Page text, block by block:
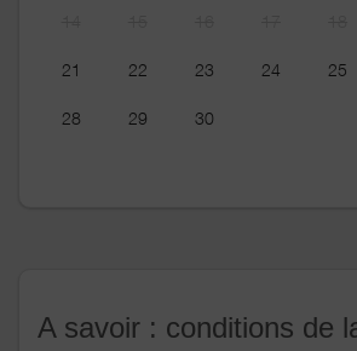
21 22 23 24 25
28 29 30
A savoir : conditions de